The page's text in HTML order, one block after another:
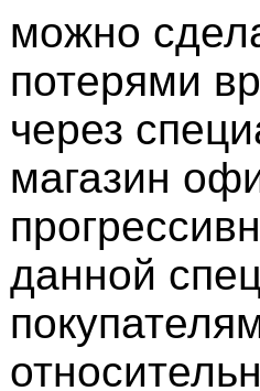
можно
потерями
через
магазин
данной